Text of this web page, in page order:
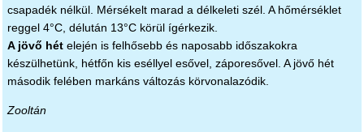
csapadék nélkül. Mérsékelt marad a délkeleti szél. A hőmérséklet
reggel 4°C, délután 13°C körül ígérkezik.
A jövő hételején is felhősebb és naposabb időszakokra
készülhetünk, hétfőn kis eséllyel esővel, záporesővel. A jövő hét
második felében markáns változás körvonalazódik.
Zooltán